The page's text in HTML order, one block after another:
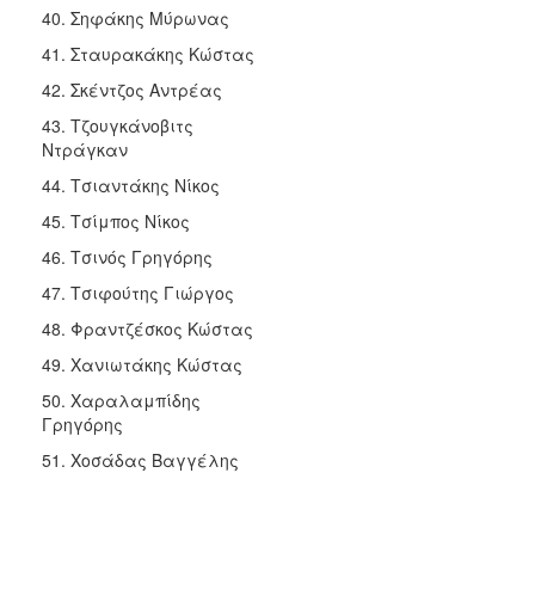
40. Σηφάκης Μύρωνας
41. Σταυρακάκης Κώστας
42. Σκέντζος Αντρέας
43. Τζουγκάνοβιτς
Ντράγκαν
44. Τσιαντάκης Νίκος
45. Τσίμπος Νίκος
46. Τσινός Γρηγόρης
47. Τσιφούτης Γιώργος
48. Φραντζέσκος Κώστας
49. Χανιωτάκης Κώστας
50. Χαραλαμπίδης
Γρηγόρης
51. Χοσάδας Βαγγέλης